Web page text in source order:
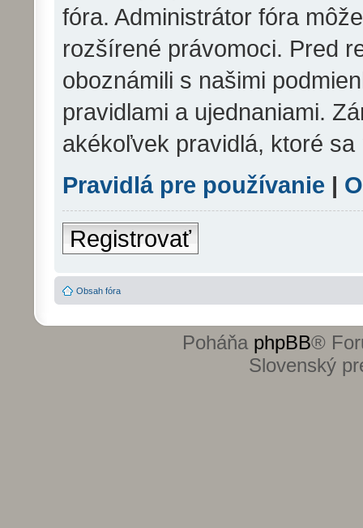
fóra. Administrátor fóra
rozšírené právomoci. Pred
oboznámili s našimi
pravidlami a ujednaniami.
akékoľvek pravidlá, ktoré sa
Pravidlá pre používanie |
Registrovať
Obsah fóra
Poháňa phpBB®
Slovenský